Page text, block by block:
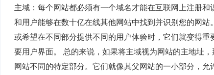
主域：每个网站都必须有一个域名才能在互联网上注册
和用户能够在数十亿在线其他网站中找到并识别您的网
或希望在不同部分提供不同的用户体验时，它们就变得
要用户界面。 总的来说，如果将主域视为网站的主地址
网站不同的特定部分。它们就像其父网站的一小部分，